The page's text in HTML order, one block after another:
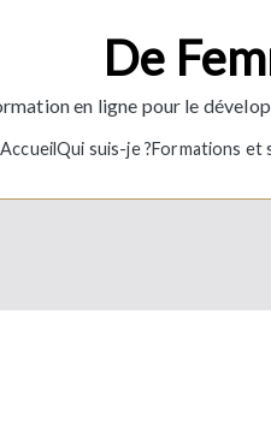
De
en ligne pour le
AccueilQui suis-je ?Formations et